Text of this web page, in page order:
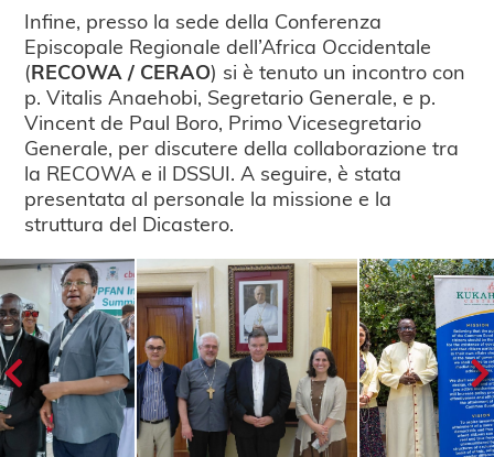
Infine, presso la sede della Conferenza
Episcopale Regionale dell’Africa Occidentale
(RECOWA / CERAO) si è tenuto un incontro con
p. Vitalis Anaehobi, Segretario Generale, e p.
Vincent de Paul Boro, Primo Vicesegretario
Generale, per discutere della collaborazione tra
la RECOWA e il DSSUI. A seguire, è stata
presentata al personale la missione e la
struttura del Dicastero.